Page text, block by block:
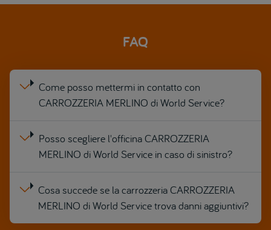
FAQ
Come posso mettermi in contatto con
CARROZZERIA MERLINO di World Service?
Posso scegliere l'officina CARROZZERIA
MERLINO di World Service in caso di sinistro?
Cosa succede se la carrozzeria CARROZZERIA
MERLINO di World Service trova danni aggiuntivi?